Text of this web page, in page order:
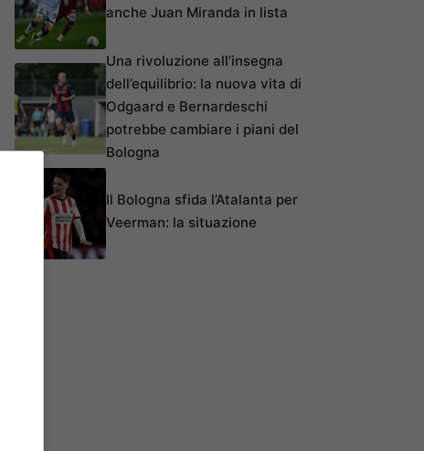
anche Juan Miranda in lista
Una rivoluzione all’insegna
dell’equilibrio: la nuova vita di
Odgaard e Bernardeschi
potrebbe cambiare i piani del
Bologna
Il Bologna sfida l’Atalanta per
Veerman: la situazione